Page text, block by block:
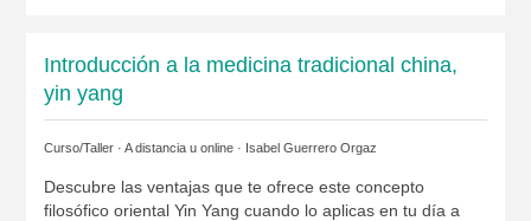
Introducción a la medicina tradicional china,
yin yang
Curso/Taller · A distancia u online · Isabel Guerrero Orgaz
Descubre las ventajas que te ofrece este concepto
filosófico oriental Yin Yang cuando lo aplicas en tu día a